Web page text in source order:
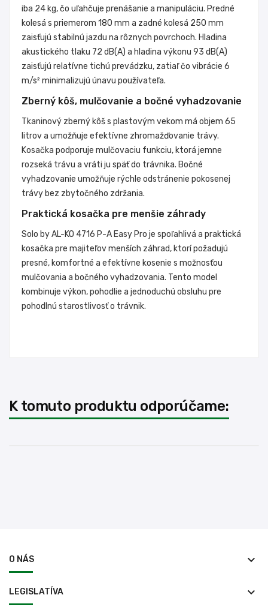
iba 24 kg, čo uľahčuje prenášanie a manipuláciu. Predné
kolesá s priemerom 180 mm a zadné kolesá 250 mm
zaisťujú stabilnú jazdu na rôznych povrchoch. Hladina
akustického tlaku 72 dB(A) a hladina výkonu 93 dB(A)
zaisťujú relatívne tichú prevádzku, zatiaľ čo vibrácie 6
m/s² minimalizujú únavu používateľa.
Zberný kôš, mulčovanie a bočné vyhadzovanie
Tkaninový zberný kôš s plastovým vekom má objem 65
litrov a umožňuje efektívne zhromažďovanie trávy.
Kosačka podporuje mulčovaciu funkciu, ktorá jemne
rozseká trávu a vráti ju späť do trávnika. Bočné
vyhadzovanie umožňuje rýchle odstránenie pokosenej
trávy bez zbytočného zdržania.
Praktická kosačka pre menšie záhrady
Solo by AL-KO 4716 P-A Easy Pro je spoľahlivá a praktická
kosačka pre majiteľov menších záhrad, ktorí požadujú
presné, komfortné a efektívne kosenie s možnosťou
mulčovania a bočného vyhadzovania. Tento model
kombinuje výkon, pohodlie a jednoduchú obsluhu pre
pohodlnú starostlivosť o trávnik.
K tomuto produktu odporúčame:
O NÁS keyboard_arrow_down
LEGISLATÍVA keyboard_arrow_down